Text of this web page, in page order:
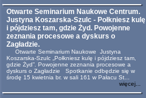
Otwarte Seminarium Naukowe Centrum.
Justyna Koszarska-Szulc - Połkniesz kulę
i pójdziesz tam, gdzie Żyd. Powojenne
zeznania procesowe a dyskurs o
Zagładzie.
Otwarte Seminarium Naukowe Justyna
Koszarska-Szulc „Połkniesz kulę i pójdziesz tam,
gdzie Żyd”. Powojenne zeznania procesowe a
dyskurs o Zagładzie Spotkanie odbędzie się w
środę 15 kwietnia br. w sali 161 w Pałacu St...
więcej...